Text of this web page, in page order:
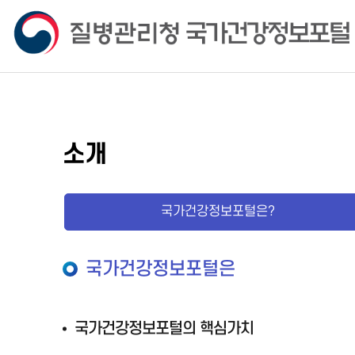
소개
국가건강정보포털은?
국가건강정보포털은
국가건강정보포털의 핵심가치